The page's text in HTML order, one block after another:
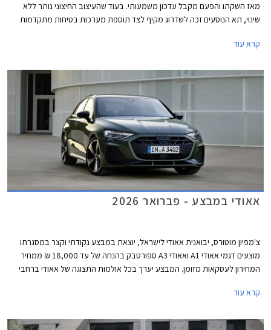
מאז השקתו והפעם מקבל עדכון משמעותי. בעוד שהעיצוב החיצוני נותר ללא
שינוי, תא הנוסעים זכה לשדרוג מקיף לצד תוספת מערכות בטיחות מתקדמות
וסמלים חדשים בגרסאות הביצועים S3 ו- RS3.
קרא עוד
אאודי במבצע - פברואר 2026
צ'מפיון מוטורס, יבואנית אאודי לישראל, יוצאת במבצע נקודתי וקצר במסגרתו
מוצעים דגמי אאודי A1 ואאודי A3 ספורטבק בהנחה של עד 18,000 ₪ ממחיר
המחירון לעסקאות מזומן. המבצע יערך בכל אולמות התצוגה של אאודי ברחבי
קרא עוד